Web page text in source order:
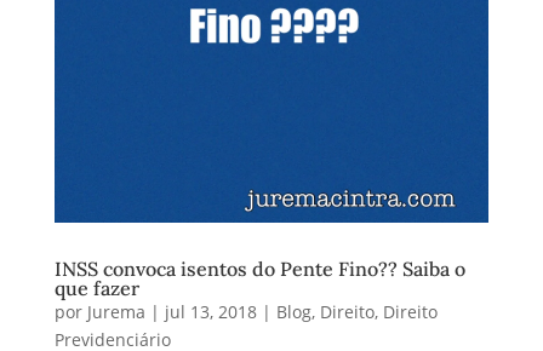
INSS convoca isentos do Pente Fino?? Saiba o
que fazer
por Jurema | jul 13, 2018| Blog, Direito, Direito
Previdenciário